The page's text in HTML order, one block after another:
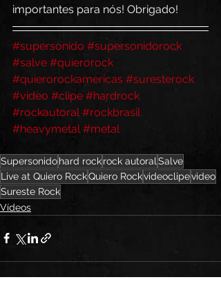
importantes para nós! Obrigado!
#supersonido #supersonidorock
#salve #quierorock
#quierorockamericas #suresterock
#video #clipe #hardrock
#rockautoral #rockbrasil
#heavymetal #metal
Supersonidohard rockrock autoral Salve
Live at Quiero RockQuiero Rockvideoclipevideo
Sureste Rock
Vídeos